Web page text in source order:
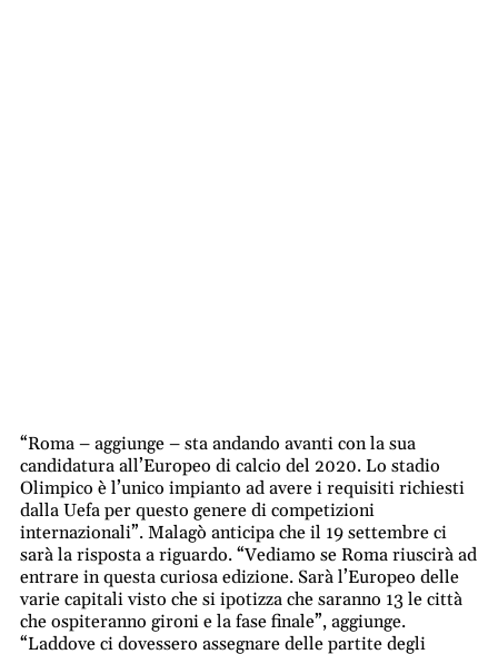
“Roma – aggiunge – sta andando avanti con la sua
candidatura all’Europeo di calcio del 2020. Lo stadio
Olimpico è l’unico impianto ad avere i requisiti richiesti
dalla Uefa per questo genere di competizioni
internazionali”. Malagò anticipa che il 19 settembre ci
sarà la risposta a riguardo. “Vediamo se Roma riuscirà ad
entrare in questa curiosa edizione. Sarà l’Europeo delle
varie capitali visto che si ipotizza che saranno 13 le città
che ospiteranno gironi e la fase finale”, aggiunge.
“Laddove ci dovessero assegnare delle partite degli